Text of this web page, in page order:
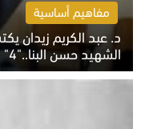
مفاهيم أساسية
د. عبد الكريم زيدان
الشهيد حسن البنا.."4"
الخميس 6 أغسطس 2026 10:27 ص